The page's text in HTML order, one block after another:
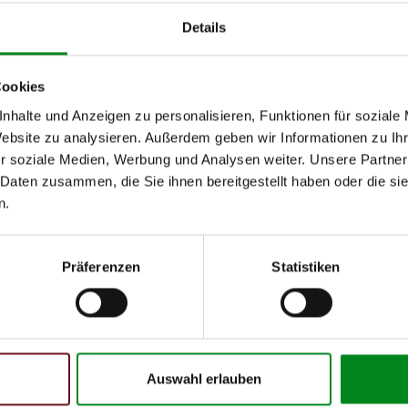
Details
und Anzeigen zu personalisieren, Funktionen für soziale
zu analysieren. Außerdem geben wir Informationen zu
soziale Medien, Werbung und Analysen weiter. Unsere
zusammen, die Sie ihnen bereitgestellt haben oder die
Präferenzen Statistiken
Auswahl erlauben
10.2001
2.5 dCi 120 10.2001
10.2003
10.2003
dCi 100 (ED4V,ED8V)
10.2001
2.5 CDTI